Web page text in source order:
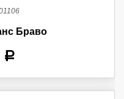
Браво
a